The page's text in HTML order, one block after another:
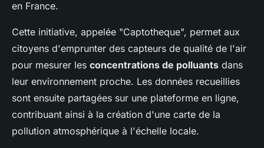
en France.
Cette initiative, appelée "Captotheque", permet aux
citoyens d'emprunter des capteurs de qualité de l'air
pour mesurer les concentrations de polluants dans
leur environnement proche. Les données recueillies
sont ensuite partagées sur une plateforme en ligne,
contribuant ainsi à la création d'une carte de la
pollution atmosphérique à l'échelle locale.